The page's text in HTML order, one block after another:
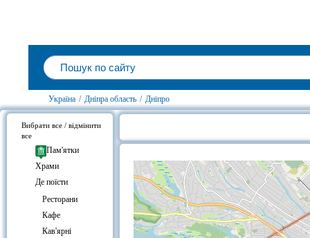
Україна / Дніпра область / Дніпро
Вибрати все / відмінити
все
Пам'ятки
Храми
Де поїсти
Ресторани
Кафе
Кав'ярні